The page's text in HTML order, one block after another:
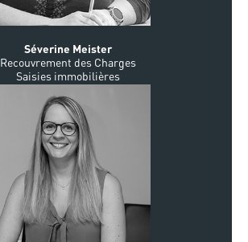
Séverine Meister
Recouvrement des Charges
Saisies immobilières